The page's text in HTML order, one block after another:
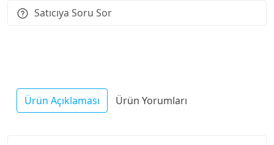
Satıcıya Soru Sor
Ürün Açıklaması Ürün Yorumları